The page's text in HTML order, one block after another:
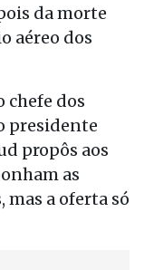
da morte
aéreo dos
chefe dos
presidente
propôs aos
as
mas a oferta só